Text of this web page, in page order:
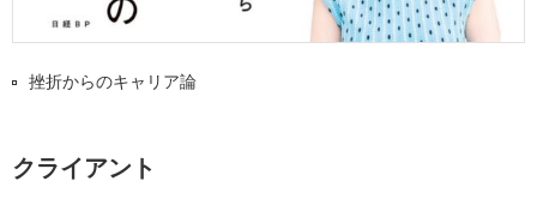
挫折からのキャリア論
クライアント